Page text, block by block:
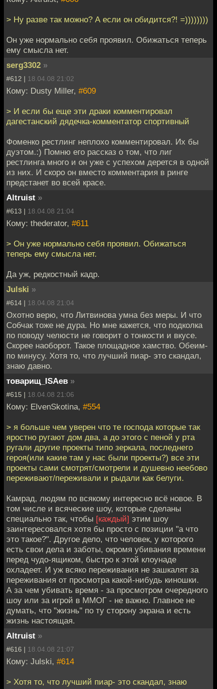
> Ну разве так можно? А если он обидится?! =))))))))
Он уже нормально себя проявил. Обижаться теперь
ему смысла нет.
serg3302 »
#612 | 18.04.08 21:02
Кому: Dusty Miller, #609
> И если бы еще эти драки комментировал
дагестанский дядечка-комментатор спортивный
Фоменко рестлинг неплохо комментировал. Их бы
дуэтом.:) Помню его рассказ о том, что лиг
рестлинга много и он уже с успехом дерется в одной
из них. И скоро он вместо комментария в ринге
предстанет во всей красе.
Altruist »
#613 | 18.04.08 21:04
Кому: thederator, #611
> Он уже нормально себя проявил. Обижаться
теперь ему смысла нет.
Да уж, редкостный кадр.
Julski »
#614 | 18.04.08 21:04
Охотно верю, что Литвинова умна без меры. И что
Собчак тоже не дура. Но мне кажется, что подколка
по поводу челюсти не говорит о тонкости и вкусе.
Скорее наоборот. Такое площадное хамство. Обеим-
по минусу. Хотя то, что лучший пиар- это скандал,
знаю давно.
товарищ_ISAев »
#615 | 18.04.08 21:06
Кому: ElvenSkotina, #554
> я больше чем уверен что те господа которые так
яростно ругают дом два, а до этого с пеной у рта
ругали другие проекты типо зеркала, последнего
героя(или какие там у нас были проекты?) все эти
проекты сами смотрят/смотрели и душевно неебово
переживают/переживали и рыдали как белуги.
Камрад, людям по всякому интересно всё новое. В
том числе и всяческие шоу, которые сделаны
специально так, чтобы [каждый] этим шоу
заинтересовался хотя бы просто с позиции "а что
это такое?". Другое дело, что человек, у которого
есть свои дела и заботы, окромя убивания времени
перед чудо-ящиком, быстро к этой клоунаде
охладеет. И уж всяко переживания не зашкалят за
переживания от просмотра какой-нибудь киношки.
А за чем убивать время - за просмотром очередного
шоу или за игрой в ММОГ - не важно. Главное не
думать, что "жизнь" по ту сторону экрана и есть
жизнь настоящая.
Altruist »
#616 | 18.04.08 21:07
Кому: Julski, #614
> Хотя то, что лучший пиар- это скандал, знаю